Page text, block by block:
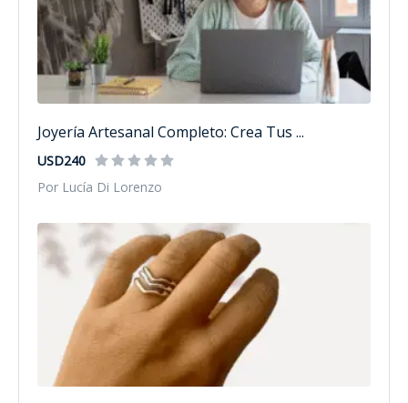
Joyería Artesanal Completo: Crea Tus ...
USD240
Por Lucía Di Lorenzo